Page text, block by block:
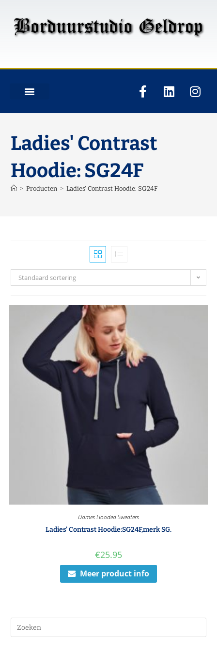
Ladies' Contrast
Hoodie: SG24F
> Producten > Ladies' Contrast Hoodie: SG24F
Standaard sortering
Dames Hooded Sweaters
Ladies’ Contrast Hoodie:SG24F,merk SG.
€25.95
Meer product info